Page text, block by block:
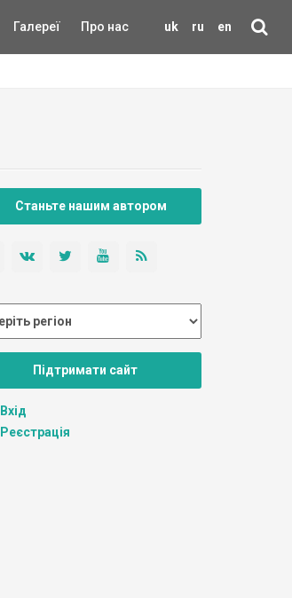
uk ru en
Галереї Про нас
Станьте нашим автором
Підтримати сайт
Вхід
Реєстрація